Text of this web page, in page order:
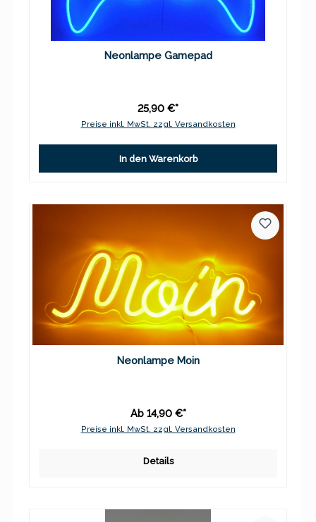
Neonlampe Gamepad
25,90 €*
Preise inkl. MwSt. zzgl. Versandkosten
In den Warenkorb
Neonlampe Moin
Ab 14,90 €*
Preise inkl. MwSt. zzgl. Versandkosten
Details